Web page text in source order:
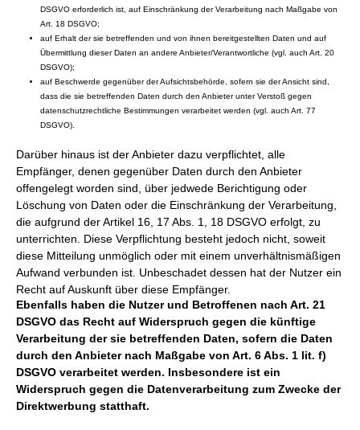
DSGVO erforderlich ist, auf Einschränkung der Verarbeitung nach Maßgabe von
Art. 18 DSGVO;
auf Erhalt der sie betreffenden und von ihnen bereitgestellten Daten und auf
Übermittlung dieser Daten an andere Anbieter/Verantwortliche (vgl. auch Art. 20
DSGVO);
auf Beschwerde gegenüber der Aufsichtsbehörde, sofern sie der Ansicht sind,
dass die sie betreffenden Daten durch den Anbieter unter Verstoß gegen
datenschutzrechtliche Bestimmungen verarbeitet werden (vgl. auch Art. 77
DSGVO).
Darüber hinaus ist der Anbieter dazu verpflichtet, alle
Empfänger, denen gegenüber Daten durch den Anbieter
offengelegt worden sind, über jedwede Berichtigung oder
Löschung von Daten oder die Einschränkung der Verarbeitung,
die aufgrund der Artikel 16, 17 Abs. 1, 18 DSGVO erfolgt, zu
unterrichten. Diese Verpflichtung besteht jedoch nicht, soweit
diese Mitteilung unmöglich oder mit einem unverhältnismäßigen
Aufwand verbunden ist. Unbeschadet dessen hat der Nutzer ein
Recht auf Auskunft über diese Empfänger.
Ebenfalls haben die Nutzer und Betroffenen nach Art. 21
DSGVO das Recht auf Widerspruch gegen die künftige
Verarbeitung der sie betreffenden Daten, sofern die Daten
durch den Anbieter nach Maßgabe von Art. 6 Abs. 1 lit. f)
DSGVO verarbeitet werden. Insbesondere ist ein
Widerspruch gegen die Datenverarbeitung zum Zwecke der
Direktwerbung statthaft.